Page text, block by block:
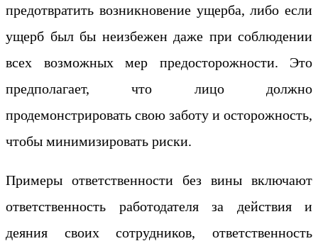
предотвратить возникновение ущерба, либо если
ущерб был бы неизбежен даже при соблюдении
всех возможных мер предосторожности. Это
предполагает, что лицо должно
продемонстрировать свою заботу и осторожность,
чтобы минимизировать риски.
Примеры ответственности без вины включают
ответственность работодателя за действия и
деяния своих сотрудников, ответственность